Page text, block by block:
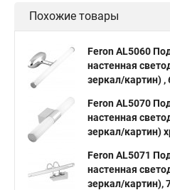
Похожие товары
Feron AL5060
настенная
зеркал/картин) ,
Feron AL5070
настенная
зеркал/картин)
Feron AL5071
настенная
зеркал/картин),